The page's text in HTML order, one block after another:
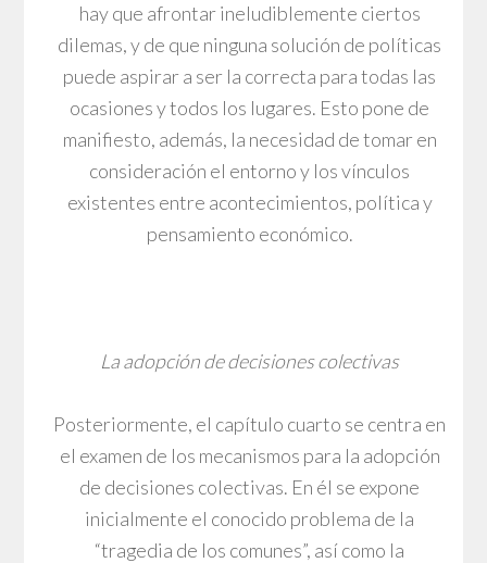
hay que afrontar ineludiblemente ciertos
dilemas, y de que ninguna solución de políticas
puede aspirar a ser la correcta para todas las
ocasiones y todos los lugares. Esto pone de
manifiesto, además, la necesidad de tomar en
consideración el entorno y los vínculos
existentes entre acontecimientos, política y
pensamiento económico.
La adopción de decisiones colectivas
Posteriormente, el capítulo cuarto se centra en
el examen de los mecanismos para la adopción
de decisiones colectivas. En él se expone
inicialmente el conocido problema de la
“tragedia de los comunes”, así como la